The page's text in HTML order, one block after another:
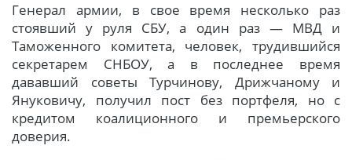
Генерал армии, в свое время несколько раз
стоявший у руля СБУ, а один раз — МВД и
Таможенного комитета, человек, трудившийся
секретарем СНБОУ, а в последнее время
дававший советы Турчинову, Дрижчаному и
Януковичу, получил пост без портфеля, но с
кредитом коалиционного и премьерского
доверия.